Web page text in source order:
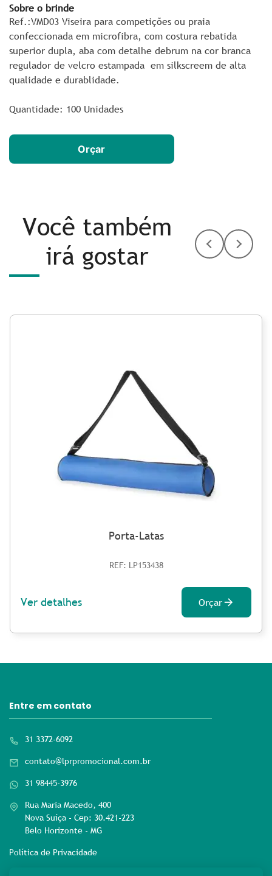
Sobre o brinde
Ref.:VMD03 Viseira para competições ou praia
confeccionada em microfibra, com costura rebatida
superior dupla, aba com detalhe debrum na cor branca
regulador de velcro estampada em silkscreem de alta
qualidade e durablidade.
Quantidade: 100 Unidades
Orçar
Você também
irá gostar
Porta-Latas
REF: LP153438
Ver detalhes Orçar
Entre em contato
31 3372-6092
contato@lprpromocional.com.br
31 98445-3976
Rua Maria Macedo, 400
Nova Suíça - Cep: 30.421-223
Belo Horizonte - MG
Política de Privacidade